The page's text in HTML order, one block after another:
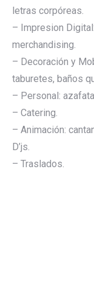
letras corpóreas.
– Impresion
merchandising.
– Decoración y
taburetes, baños
– Personal:
– Catering.
– Animación:
D’js.
– Traslados.